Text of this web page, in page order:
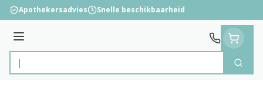
Ga naar de inhoud
Apothekersadvies Snelle beschikbaarheid
Menu
Product, merk, categorie...
Zoek